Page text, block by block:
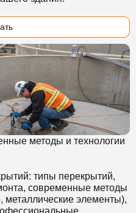
методы и технологии
типы перекрытий,
современные методы
металлические элементы),